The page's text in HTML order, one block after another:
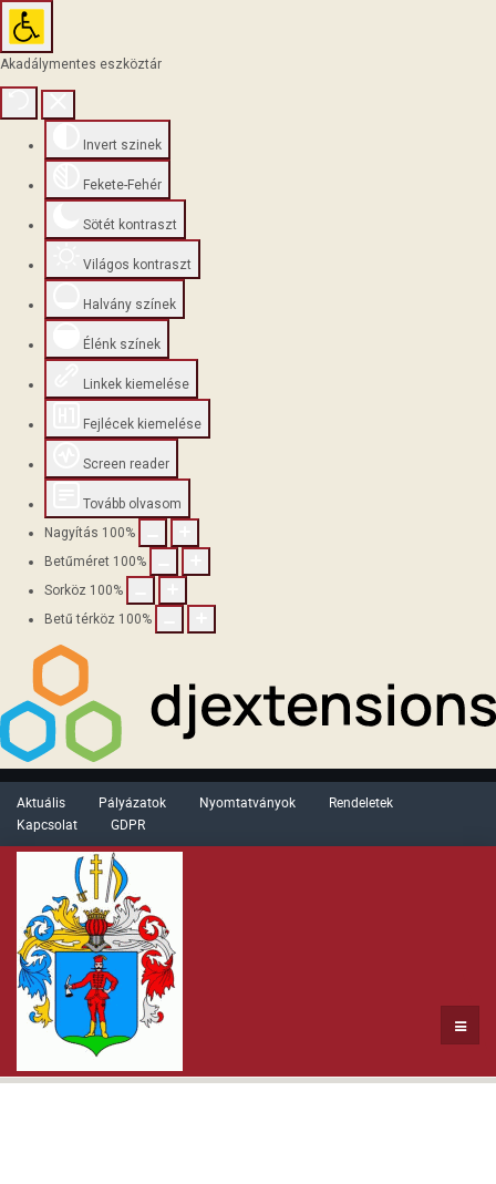
Akadálymentes eszköztár
Invert szinek
Fekete-Fehér
Sötét kontraszt
Világos kontraszt
Halvány színek
Élénk színek
Linkek kiemelése
Fejlécek kiemelése
Screen reader
Tovább olvasom
Nagyítás 100%
Betűméret 100%
Sorköz 100%
Betű térköz 100%
Aktuális Pályázatok Nyomtatványok
Rendeletek
Kapcsolat
GDPR